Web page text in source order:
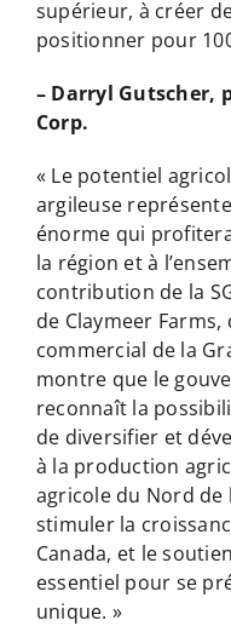
supérieur, à créer
positionner pour
– Darryl Gutscher,
Corp.
« Le potentiel
argileuse
énorme qui
la région et à
contribution de la
de Claymeer
commercial de la
montre que le
reconnaît la
de diversifier et
à la production
agricole du Nord de
stimuler la
Canada, et le
essentiel pour se
unique. »